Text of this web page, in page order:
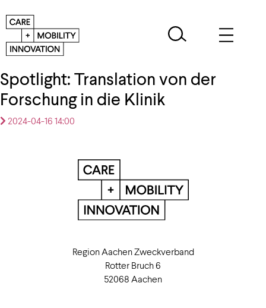
Spotlight: Translation von der
Forschung in die Klinik
2024-04-16 14:00
Region Aachen Zweckverband
Rotter Bruch 6
52068 Aachen